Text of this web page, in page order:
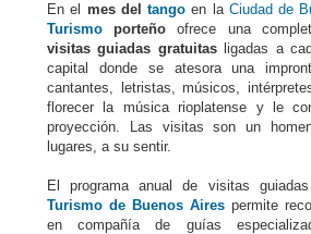
En el mes del tango en la Ciudad de
Turismo porteño ofrece una
visitas guiadas gratuitasligadas a
capital donde se atesora una
cantantes, letristas, músicos,
florecer la música rioplatense y le
proyección. Las visitas son un
lugares, a su sentir.
El programa anual de visitas
Turismo de Buenos Aires permite
en compañía de guías